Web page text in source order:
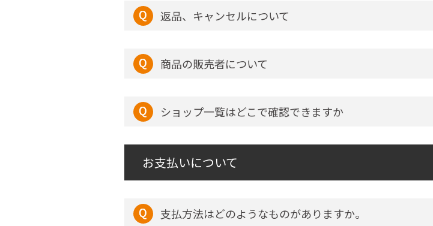
返品、キャンセルについて
商品の販売者について
ショップ一覧はどこで確認できますか
お支払いについて
支払方法はどのようなものがありますか。